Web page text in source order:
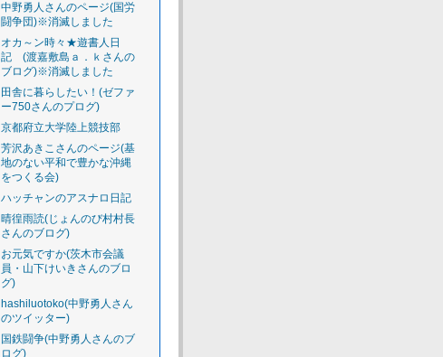
中野勇人さんのページ(国労
闘争団)※消滅しました
オカ～ン時々★遊書人日
記 (渡嘉敷島ａ．ｋさんの
ブログ)※消滅しました
田舎に暮らしたい！(ゼファ
ー750さんのプログ)
京都府立大学陸上競技部
芳沢あきこさんのページ(基
地のない平和で豊かな沖縄
をつくる会)
ハッチャンのアスナロ日記
晴徨雨読(じょんのび村村長
さんのブログ)
お元気ですか(茨木市会議
員・山下けいきさんのブロ
グ)
hashiluotoko(中野勇人さん
のツイッター)
国鉄闘争(中野勇人さんのブ
ログ)